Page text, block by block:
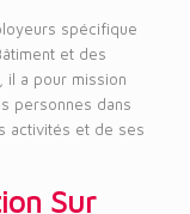
spécifique
et des
il a pour mission
personnes dans
activités et de ses
Sur